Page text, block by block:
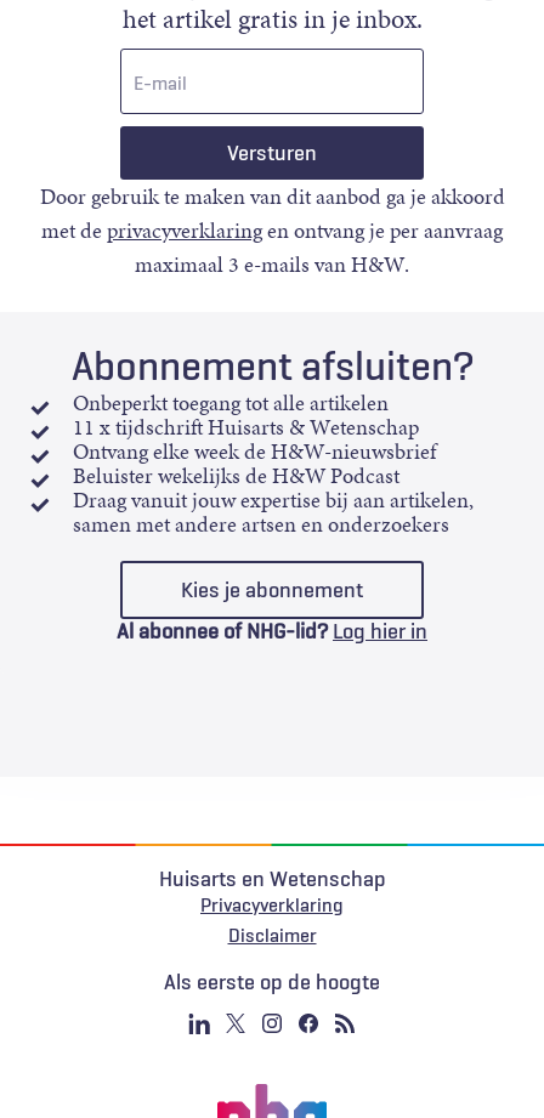
het artikel gratis in je inbox.
Door gebruik te maken van dit aanbod ga je akkoord
met deprivacyverklaringen ontvang je per aanvraag
maximaal 3 e-mails van H&W.
Abonnement afsluiten?
Onbeperkt toegang tot alle artikelen
11 x tijdschrift Huisarts & Wetenschap
Ontvang elke week de H&W-nieuwsbrief
Beluister wekelijks de H&W Podcast
Draag vanuit jouw expertise bij aan artikelen,
samen met andere artsen en onderzoekers
Kies je abonnement
Al abonnee of NHG-lid? Log hier in
Huisarts en Wetenschap
Privacyverklaring
Voet
Disclaimer
Als eerste op de hoogte